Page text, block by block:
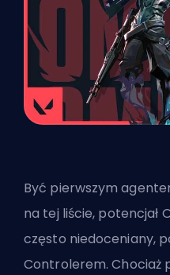
Być pierwszym
na tej liście, potencjał
często niedoceniany,
Controlerem. Chociaż